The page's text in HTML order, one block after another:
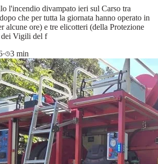
l'incendio divampato ieri sul Carso tra
che per tutta la giornata hanno operato in
alcune ore) e tre elicotteri (della Protezione
dei Vigili del f
· 3 min